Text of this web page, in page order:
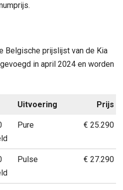
Belgische prijslijst van de Kia
in april 2024 en worden
Uitvoering Prijs
Pure € 25.290
Pulse € 27.290